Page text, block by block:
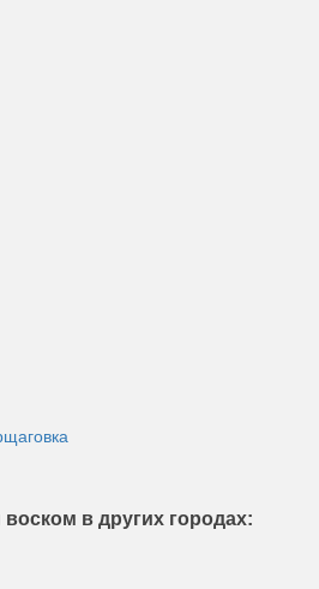
в других городах: